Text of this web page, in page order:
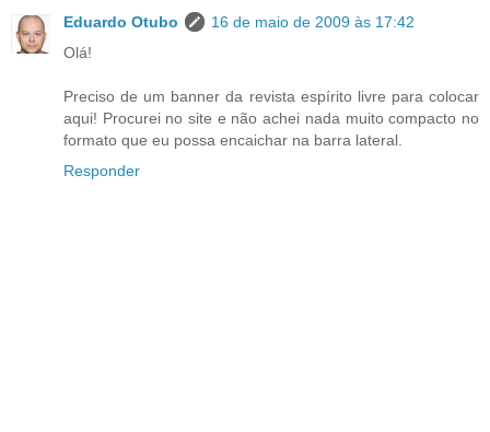
Eduardo Otubo
16 de maio de 2009 às 17:42
Olá!
Preciso de um banner da revista espírito livre para colocar
aqui! Procurei no site e não achei nada muito compacto no
formato que eu possa encaichar na barra lateral.
Responder